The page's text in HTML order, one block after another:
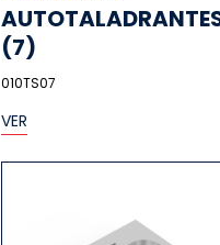
(7)
010TS07
VER